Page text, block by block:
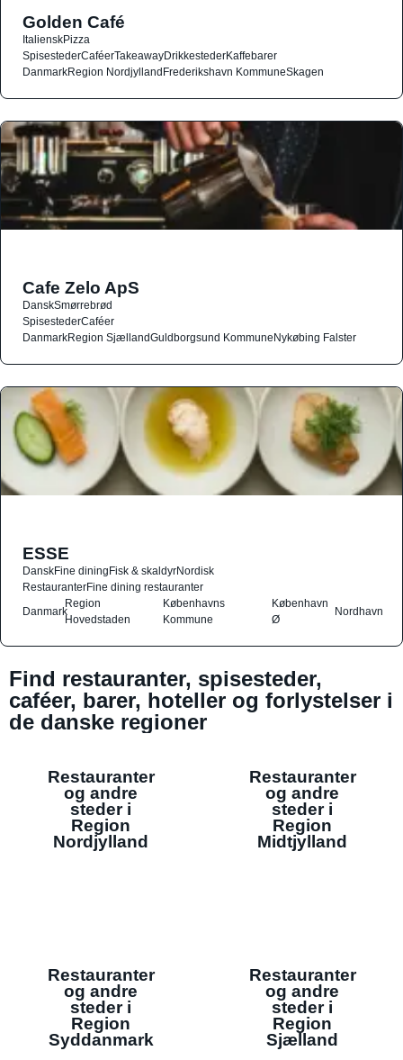
Golden Café
ItalienskPizza
SpisestederCaféerTakeawayDrikkestederKaffebarer
DanmarkRegion NordjyllandFrederikshavn KommuneSkagen
Cafe Zelo ApS
DanskSmørrebrød
SpisestederCaféer
DanmarkRegion SjællandGuldborgsund KommuneNykøbing Falster
ESSE
DanskFine diningFisk & skaldyrNordisk
RestauranterFine dining restauranter
Danmark
Region
Hovedstaden
Københavns
Kommune
København
Ø
Nordhavn
Find restauranter, spisesteder,
caféer, barer, hoteller og forlystelser i
de danske regioner
Restauranter
og andre
steder i
Region
Nordjylland
Restauranter
og andre
steder i
Region
Midtjylland
Restauranter
og andre
steder i
Region
Syddanmark
Restauranter
og andre
steder i
Region
Sjælland